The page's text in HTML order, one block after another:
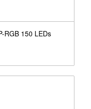
RGB 150 LEDs